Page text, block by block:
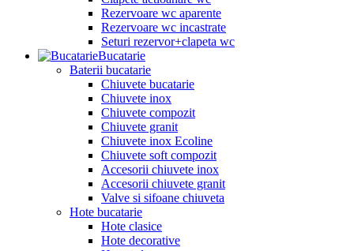
Rezervoare wc aparente
Rezervoare wc incastrate
Seturi rezervor+clapeta wc
Bucatarie
Baterii bucatarie
Chiuvete bucatarie
Chiuvete inox
Chiuvete compozit
Chiuvete granit
Chiuvete inox Ecoline
Chiuvete soft compozit
Accesorii chiuvete inox
Accesorii chiuvete granit
Valve si sifoane chiuveta
Hote bucatarie
Hote clasice
Hote decorative